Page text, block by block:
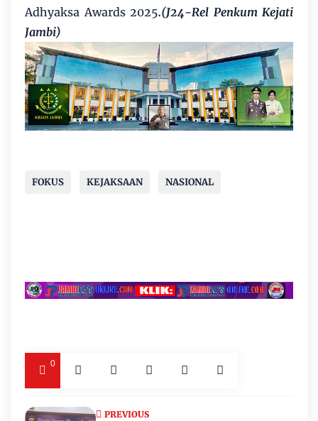
Adhyaksa Awards 2025.(J24-Rel Penkum Kejati
Jambi)
FOKUS KEJAKSAAN NASIONAL
0
PREVIOUS